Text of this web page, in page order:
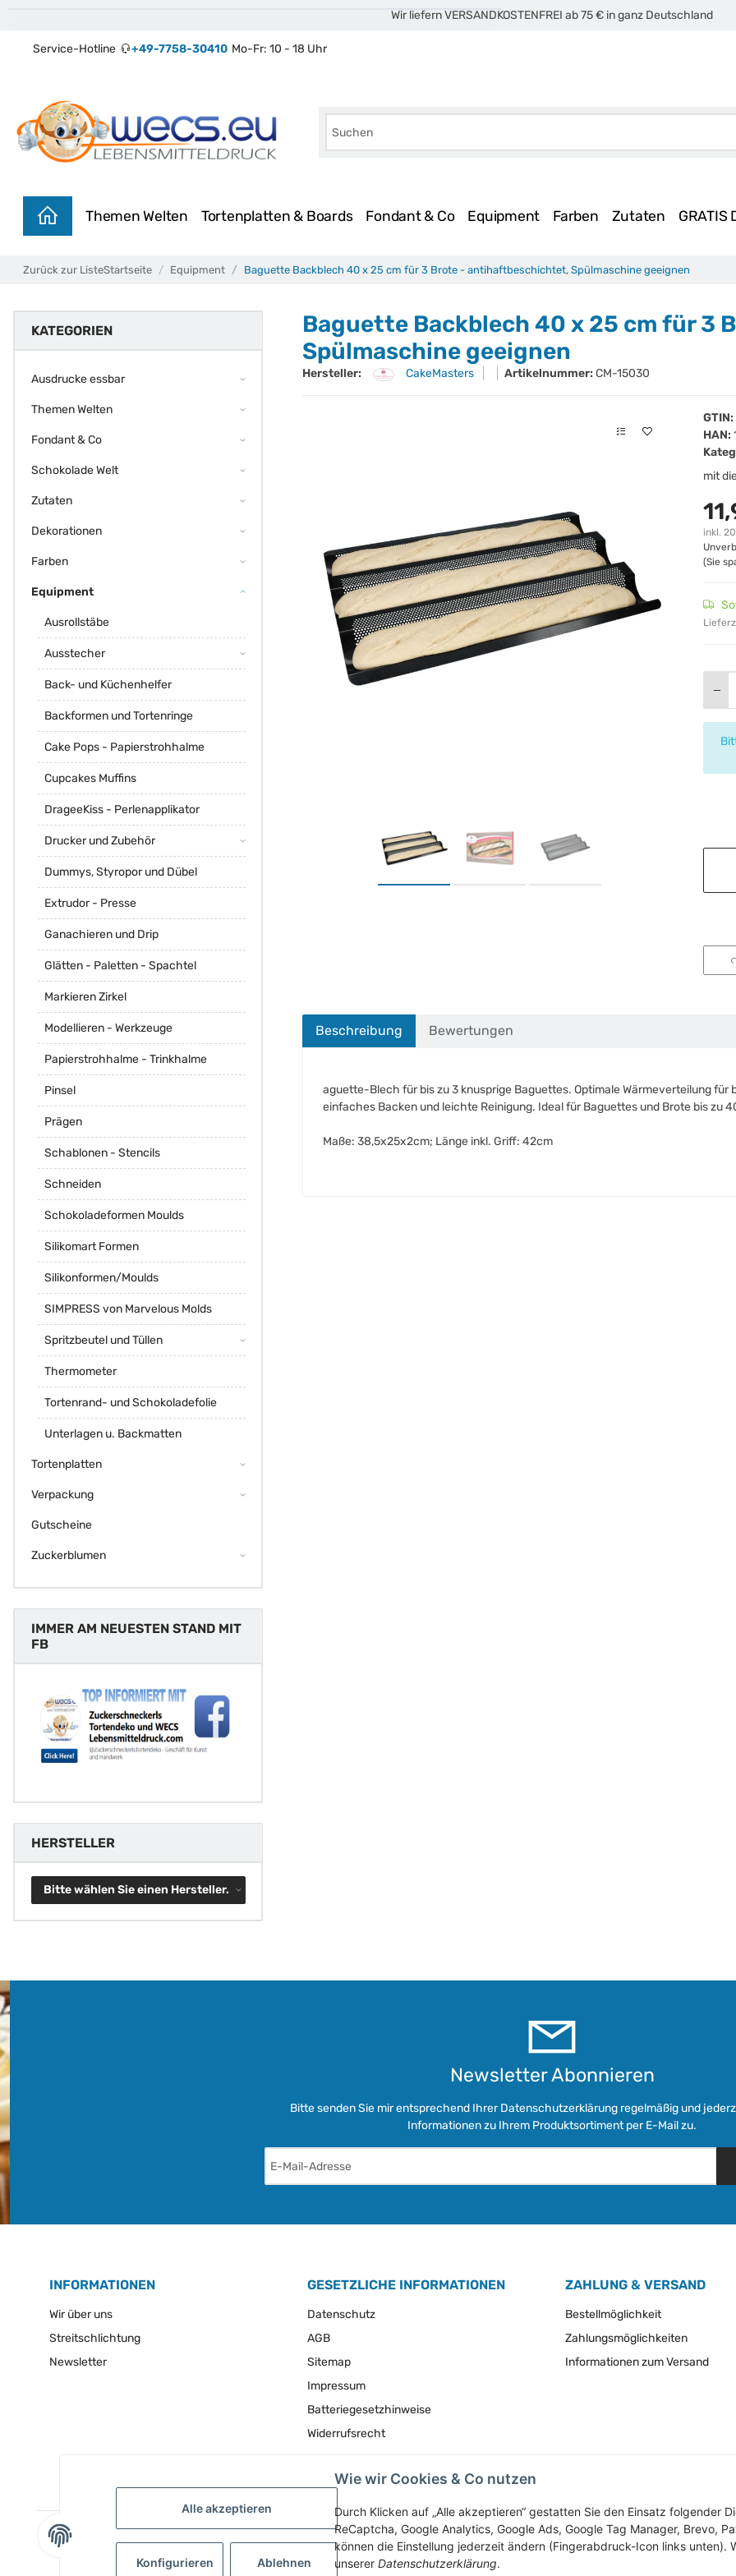
Alle akzeptieren
Konfigurieren Ablehnen
Wie wir Cookies & Co nutzen
Durch Klicken auf „Alle akzeptieren“ gestatten Sie den Einsatz folgender
ReCaptcha, Google Analytics, Google Ads, Google Tag Manager, Brevo,
können die Einstellung jederzeit ändern (Fingerabdruck-Icon links unten).
unserer Datenschutzerklärung.
Wir liefern VERSANDKOSTENFREI ab 75 € in ganz Deutschland
Service-Hotline +49-7758-30410 Mo-Fr: 10 - 18 Uhr
Themen Welten Tortenplatten & Boards Fondant & Co Equipment Farben Zutaten GRATIS
Zurück zur ListeStartseite Equipment Baguette Backblech 40 x 25 cm für 3 Brote - antihaftbeschichtet, Spülmaschine geeignen
Baguette Backblech 40 x 25 cm für
Spülmaschine geeignen
Hersteller: CakeMasters Artikelnummer: CM-15030
GTIN:
HAN:
mit
inkl.
(Sie
x
Beschreibung Bewertungen
aguette-Blech für bis zu 3 knusprige Baguettes. Optimale Wärmeverteilung
einfaches Backen und leichte Reinigung. Ideal für Baguettes und Brote bis zu
Maße: 38,5x25x2cm; Länge inkl. Griff: 42cm
KATEGORIEN
Ausdrucke essbar
Themen Welten
Fondant & Co
Schokolade Welt
Zutaten
Dekorationen
Farben
Equipment
Ausrollstäbe
Ausstecher
Back- und Küchenhelfer
Backformen und Tortenringe
Cake Pops - Papierstrohhalme
Cupcakes Muffins
DrageeKiss - Perlenapplikator
Drucker und Zubehör
Dummys, Styropor und Dübel
Extrudor - Presse
Ganachieren und Drip
Glätten - Paletten - Spachtel
Markieren Zirkel
Modellieren - Werkzeuge
Papierstrohhalme - Trinkhalme
Pinsel
Prägen
Schablonen - Stencils
Schneiden
Schokoladeformen Moulds
Silikomart Formen
Silikonformen/Moulds
SIMPRESS von Marvelous Molds
Spritzbeutel und Tüllen
Thermometer
Tortenrand- und Schokoladefolie
Unterlagen u. Backmatten
Tortenplatten
Verpackung
Gutscheine
Zuckerblumen
IMMER AM NEUESTEN STAND MIT
FB
HERSTELLER
Bitte wählen Sie einen Hersteller.
Newsletter Abonnieren
Bitte senden Sie mir entsprechend IhrerDatenschutzerklärung regelmäßig und
Informationen zu Ihrem Produktsortiment per E-Mail zu.
INFORMATIONEN
Wir über uns
Streitschlichtung
Newsletter
GESETZLICHE INFORMATIONEN
Datenschutz
AGB
Sitemap
Impressum
Batteriegesetzhinweise
Widerrufsrecht
ZAHLUNG & VERSAND
Bestellmöglichkeit
Zahlungsmöglichkeiten
Informationen zum Versand
Vertrag widerrufen
* Alle Preise inkl. gesetzlicher USt., zzgl.Versand
Service-Hotline +43-7758-30410